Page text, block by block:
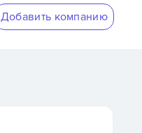
Добавить компанию